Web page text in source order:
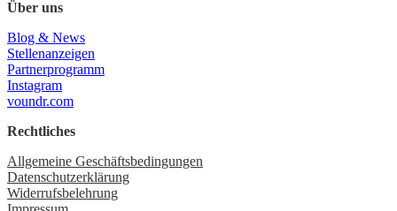
Über uns
Blog & News
Stellenanzeigen
Partnerprogramm
Instagram
voundr.com
Rechtliches
Allgemeine Geschäftsbedingungen
Datenschutzerklärung
Widerrufsbelehrung